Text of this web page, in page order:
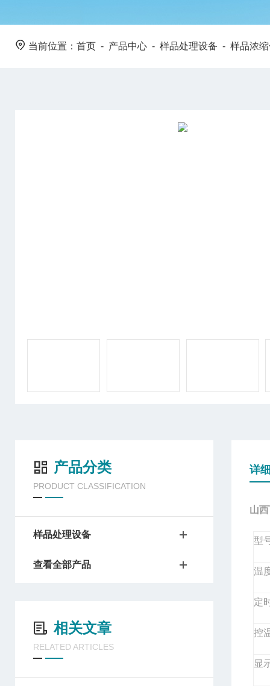
当前位置： 首页 - 产品中心 - 样品处理设备 - 样品浓
产品分类
PRODUCT CLASSIFICATION
样品处理设备
查看全部产品
相关文章
RELATED ARTICLES
详
山
型
温
定
控
显